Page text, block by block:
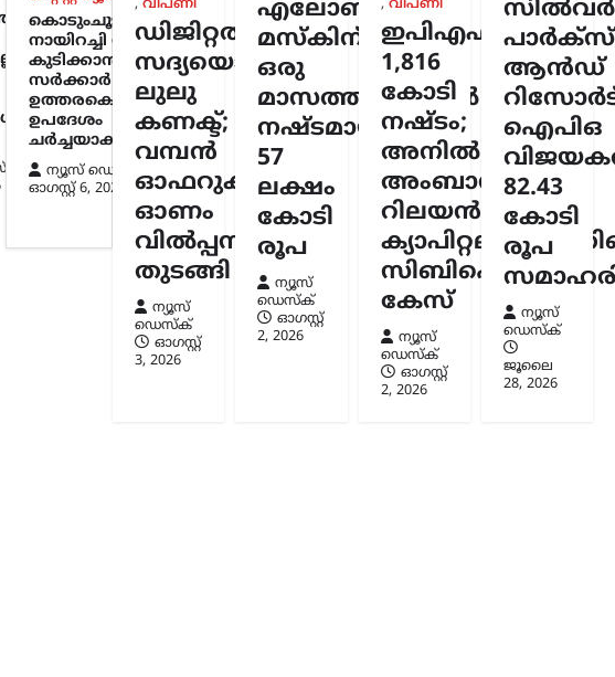
കൊടുംചൂടിൽ
നായിറച്ചി സൂപ്പ്
കുടിക്കാൻ
സർക്കാർ നിർദേശം;
ഉത്തരകൊറിയയുടെ
ഉപദേശം
ചർച്ചയാകുന്നു
ന്യൂസ് ഡെസ്ക്
ഓഗസ്റ്റ്‌ 6, 2026
,വിപണി
ഡിജിറ്റൽ
സദ്യയൊരുക്കി
ലുലു
കണക്ട്;
വമ്പൻ
ഓഫറുകളുമായി
ഓണം
വിൽപ്പന
തുടങ്ങി
ന്യൂസ്
ഡെസ്ക്
ഓഗസ്റ്റ്‌
3, 2026
എലോൺ
മസ്കിന്
ഒരു
മാസത്തിനുള്ളിൽ
നഷ്ടമായത്
57
ലക്ഷം
കോടി
രൂപ
ന്യൂസ്
ഡെസ്ക്
ഓഗസ്റ്റ്‌
2, 2026
, വിപണി
ഇപിഎഫ്ഒയ്ക്ക്
1,816
കോടി
നഷ്ടം;
അനിൽ
അംബാനിക്കും
റിലയൻസ്
സിബിഐ
കേസ്
ന്യൂസ്
ഡെസ്ക്
ഓഗസ്റ്റ്‌
2, 2026
പാർക്സ്
ആൻഡ്
ഐപിഒ
82.43
കോടി
രൂപ
ന്യൂസ്
ഡെസ്ക്
ജൂലൈ
28, 2026